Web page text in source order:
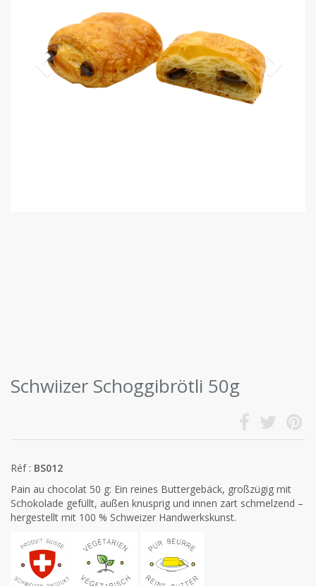
Schwiizer Schoggibrötli 50g
Réf : BS012
Pain au chocolat 50 g: Ein reines Buttergebäck, großzügig mit
Schokolade gefüllt, außen knusprig und innen zart schmelzend –
hergestellt mit 100 % Schweizer Handwerkskunst.